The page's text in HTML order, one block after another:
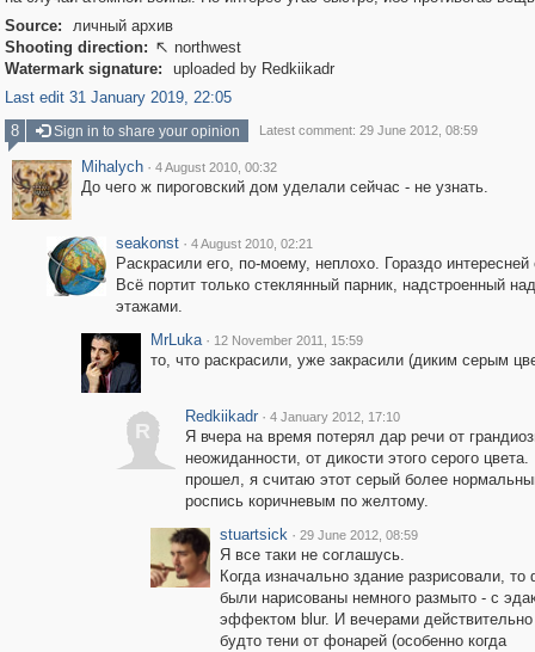
Source:
личный архив
Shooting direction:  northwest
Watermark signature:
uploaded by Redkiikadr
Last edit 31 January 2019, 22:05
8
Sign in to share your opinion Latest comment: 29 June 2012, 08:59
Mihalych · 4 August 2010, 00:32
До чего ж пироговский дом уделали сейчас - не узнать.
seakonst · 4 August 2010, 02:21
Раскрасили его, по-моему, неплохо. Гораздо интересней
Всё портит только стеклянный парник, надстроенный
этажами.
MrLuka · 12 November 2011, 15:59
то, что раскрасили, уже закрасили (диким серым
R
Redkiikadr · 4 January 2012, 17:10
Я вчера на время потерял дар речи от
неожиданности, от дикости этого серого
прошел, я считаю этот серый более
роспись коричневым по желтому.
stuartsick · 29 June 2012, 08:59
Я все таки не соглашусь.
Когда изначально здание разрисовали, то
были нарисованы немного размыто - с
эффектом blur. И вечерами действительно
будто тени от фонарей (особенно когда